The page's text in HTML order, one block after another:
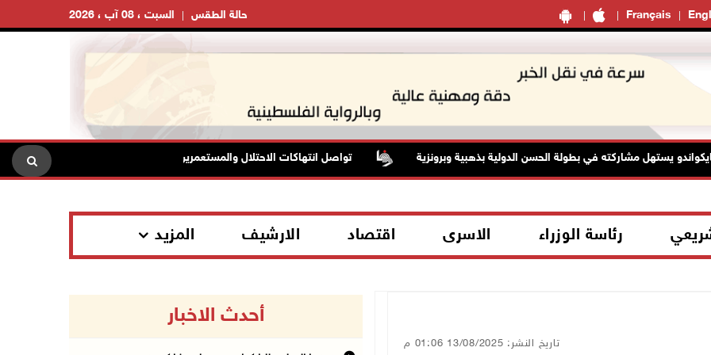
Français السبت ، 08 آب ، 2026 حالة الطقس
يستهل مشاركته في بطولة الحسن الدولية بذهبية وبرونزية تواصل انتهاكات الاحتلال والمستعمرين: إصابات واعتقالات واقتحامات
رئاسة الوزراء الاسرى اقتصاد الارشيف المزيد
تاريخ النشر: 13/08/2025 01:06 م
أحدث الاخبار